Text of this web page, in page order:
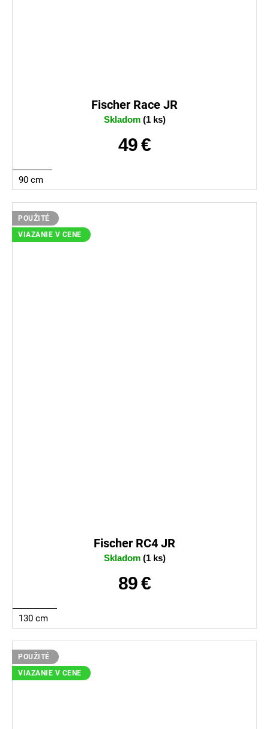
Fischer Race JR
Skladom (1 ks)
49 €
90 cm
POUŽITÉ
VIAZANIE V CENE
Fischer RC4 JR
Skladom (1 ks)
89 €
130 cm
POUŽITÉ
VIAZANIE V CENE